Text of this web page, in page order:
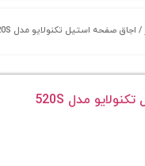
/ اجاق صفحه استیل تکنولایو مدل 520S